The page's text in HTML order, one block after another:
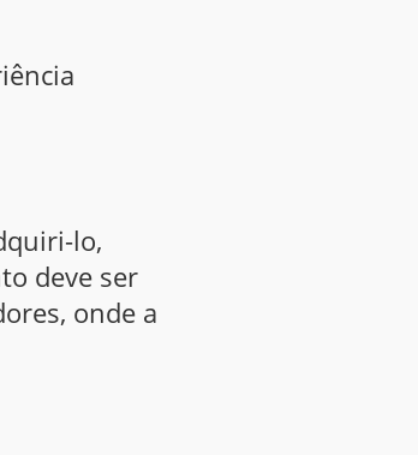
lo,
deve ser
onde a